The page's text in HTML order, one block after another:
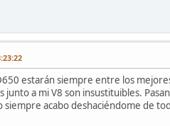
estarán siempre entre los
junto a mi V8 son insustituibles.
siempre acabo deshaciéndome de